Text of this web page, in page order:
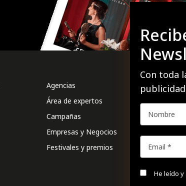
Con toda
He leído y
Agencias
Área de expertos
Campañas
Empresas y Negocios
Festivales y premios